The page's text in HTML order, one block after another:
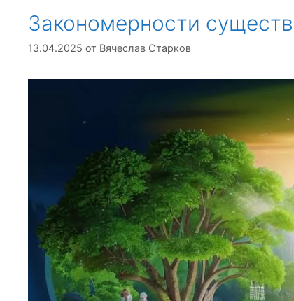
Закономерности
13.04.2025 от Вячеслав Старков